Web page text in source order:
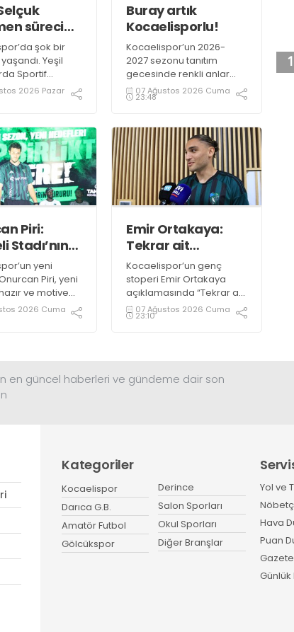
süreci
erdi!şok bir
Yeşil
Sportif
Selçuk
2026 Pazar
Buray artık
Kocaelisporlu!
Kocaelispor’un 2026-
2027 sezonu tanıtım
gecesinde renkli anlar
yaşandı. Kocaelispor
Başkanı Recep Durul,
Kocaelispor formasını
giydirdi.
07 Ağustos 2026 Cuma
23:48
Piri:
Stadı’nın
yeni
Piri, yeni
ve motive
ifade etti.
2026 Cuma
Emir Ortakaya:
Tekrar ait
olduğum
yerdeyim
Kocaelispor’un genç
stoperi Emir Ortakaya
açıklamasında “Tekrar ait
olduğum yerdeyim” diye
konuştu.
07 Ağustos 2026 Cuma
23:10
en güncel haberleri ve gündeme dair son
Kategoriler
Kocaelispor
Darıca G.B.
Amatör Futbol
Gölcükspor
Derince
Salon Sporları
Okul Sporları
Diğer Branşlar
Yol ve
Hava
Puan